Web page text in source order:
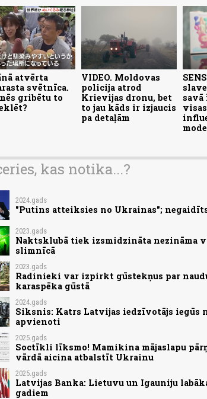
atvērta
svētnīca.
gribētu to
VIDEO. Moldovas
policija atrod
Krievijas dronu, bet
to jau kāds ir izjaucis
pa detaļām
savā
kas notika...?
2024.gads
"Putins atteiksies no Ukrainas";
2023.gads
Naktsklubā tiek izsmidzināta nezināma
slimnīcā
2023.gads
Radinieki var izpirkt gūstekņus par
karaspēka gūstā
2024.gads
Siksnis: Katrs Latvijas iedzīvotājs iegūs
apvienoti
2025.gads
Soctīkli līksmo! Mamikina mājaslapu
vārdā aicina atbalstīt Ukrainu
2025.gads
Latvijas Banka: Lietuvu un Igauniju
gadiem